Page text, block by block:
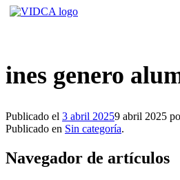
Saltar
ines genero
Publicado el 3 abril 20259 abril 2025
Publicado en Sin categoría.
Navegador de artículos